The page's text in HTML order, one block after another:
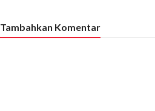
Tambahkan Komentar